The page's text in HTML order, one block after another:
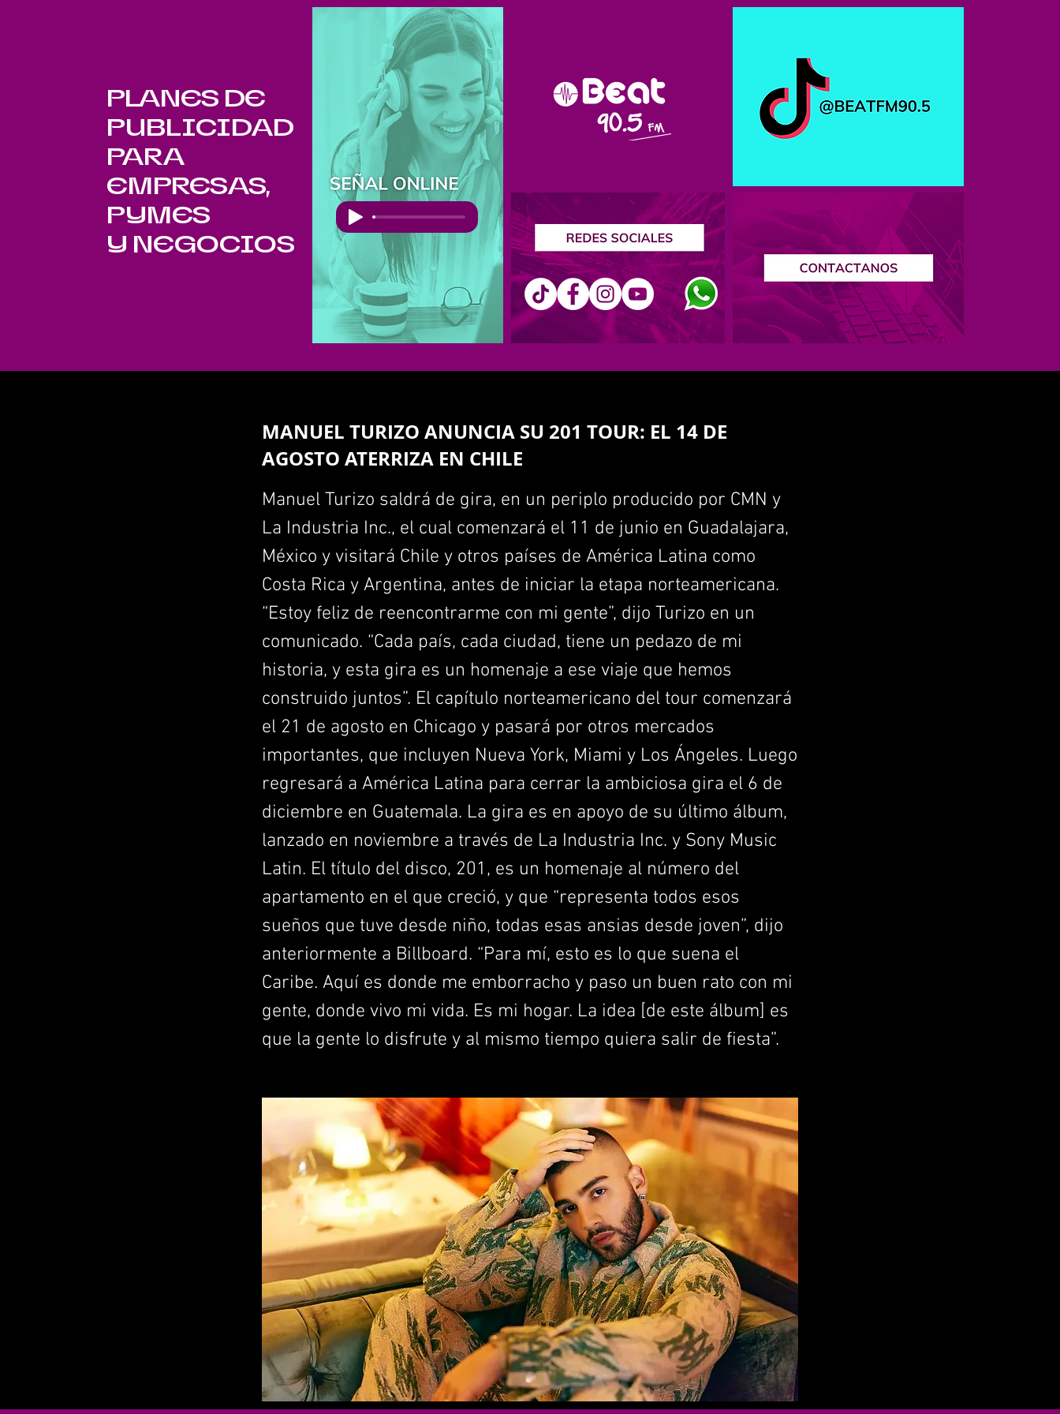
PLANES DE
PUBLICIDAD
PARA
EMPRESAS,
PYMES
Y NEGOCIOS
MANUEL TURIZO ANUNCIA SU 201 TOUR: EL 14 DE
AGOSTO ATERRIZA EN CHILE
Manuel Turizo saldrá de gira, en un periplo producido por CMN y
La Industria Inc., el cual comenzará el 11 de junio en Guadalajara,
México y visitará Chile y otros países de América Latina como
Costa Rica y Argentina, antes de iniciar la etapa norteamericana.
“Estoy feliz de reencontrarme con mi gente”, dijo Turizo en un
comunicado. “Cada país, cada ciudad, tiene un pedazo de mi
historia, y esta gira es un homenaje a ese viaje que hemos
construido juntos”. El capítulo norteamericano del tour comenzará
el 21 de agosto en Chicago y pasará por otros mercados
importantes, que incluyen Nueva York, Miami y Los Ángeles. Luego
regresará a América Latina para cerrar la ambiciosa gira el 6 de
diciembre en Guatemala. La gira es en apoyo de su último álbum,
lanzado en noviembre a través de La Industria Inc. y Sony Music
Latin. El título del disco, 201, es un homenaje al número del
apartamento en el que creció, y que “representa todos esos
sueños que tuve desde niño, todas esas ansias desde joven”, dijo
anteriormente a Billboard. “Para mí, esto es lo que suena el
Caribe. Aquí es donde me emborracho y paso un buen rato con mi
gente, donde vivo mi vida. Es mi hogar. La idea [de este álbum] es
que la gente lo disfrute y al mismo tiempo quiera salir de fiesta”.